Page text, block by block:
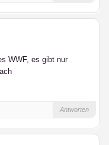
WWF, es gibt nur
Antworten